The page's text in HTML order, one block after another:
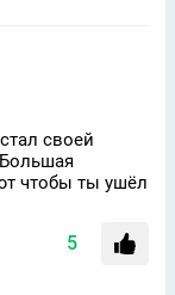
своей
чтобы ты ушёл
5